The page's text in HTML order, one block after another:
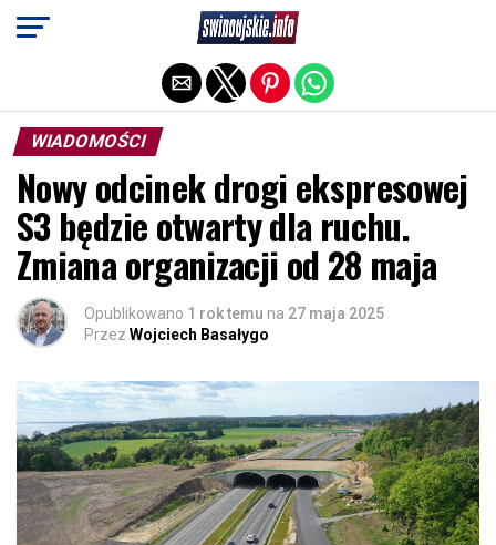
WIADOMOŚCI
Nowy odcinek drogi ekspresowej
S3 będzie otwarty dla ruchu.
Zmiana organizacji od 28 maja
Opublikowano 1 rok temu na 27 maja 2025
Przez Wojciech Basałygo
Exit mobile version